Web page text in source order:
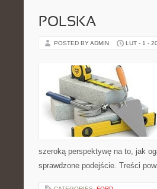
POLSKA
POSTED BY ADMIN LUT - 1 -
szeroką perspektywę na to, jak
sprawdzone podejście. Treści